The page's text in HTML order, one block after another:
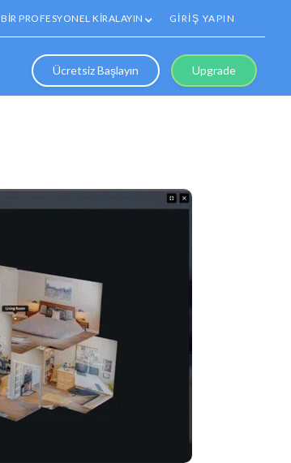
BİR PROFESYONEL KİRALAYIN GİRİŞ YAPIN
Ücretsiz Başlayın Upgrade